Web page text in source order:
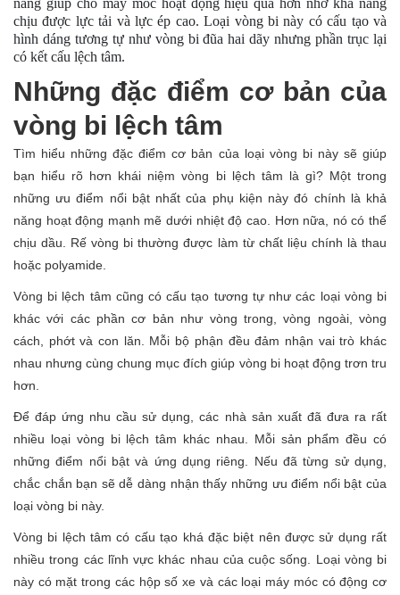
chịu được lực tải và lực ép cao. Loại vòng bi này có cấu tạo và
hình dáng tương tự như vòng bi đũa hai dãy nhưng phần trục lại
có kết cấu lệch tâm.
Những đặc điểm cơ bản của
vòng bi lệch tâm
Tìm hiểu những đặc điểm cơ bản của loại vòng bi này sẽ giúp
bạn hiểu rõ hơn khái niệm vòng bi lệch tâm là gì? Một trong
những ưu điểm nổi bật nhất của phụ kiện này đó chính là khả
năng hoạt động mạnh mẽ dưới nhiệt độ cao. Hơn nữa, nó có thể
chịu dầu. Rế vòng bi thường được làm từ chất liệu chính là thau
hoặc polyamide.
Vòng bi lệch tâm cũng có cấu tạo tương tự như các loại vòng bi
khác với các phần cơ bản như vòng trong, vòng ngoài, vòng
cách, phớt và con lăn. Mỗi bộ phận đều đảm nhận vai trò khác
nhau nhưng cùng chung mục đích giúp vòng bi hoạt động trơn tru
hơn.
Để đáp ứng nhu cầu sử dụng, các nhà sản xuất đã đưa ra rất
nhiều loại vòng bi lệch tâm khác nhau. Mỗi sản phẩm đều có
những điểm nổi bật và ứng dụng riêng. Nếu đã từng sử dụng,
chắc chắn bạn sẽ dễ dàng nhận thấy những ưu điểm nổi bật của
loại vòng bi này.
Vòng bi lệch tâm có cấu tạo khá đặc biệt nên được sử dụng rất
nhiều trong các lĩnh vực khác nhau của cuộc sống. Loại vòng bi
này có mặt trong các hộp số xe và các loại máy móc có động cơ